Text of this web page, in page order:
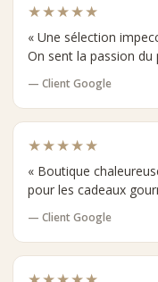
★★★★★
« Une sélection
On sent la passion du
— Client Google
★★★★★
« Boutique
pour les cadeaux
— Client Google